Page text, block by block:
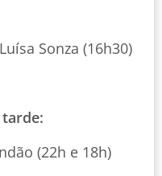
Sonza (16h30)
(22h e 18h)